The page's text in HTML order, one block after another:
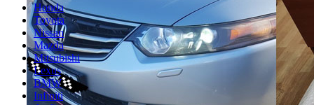
Honda
Toyota
Nissan
Mazda
Mitsubishi
Lexus
BMW
Infiniti